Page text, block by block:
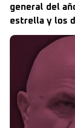
general del
estrella y los